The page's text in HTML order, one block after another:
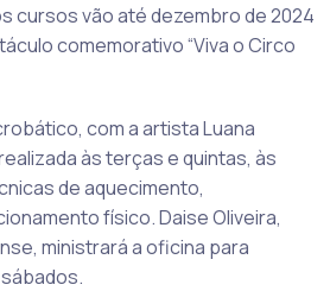
cursos vão até dezembro de 2024
comemorativo “Viva o Circo
com a artista Luana
às terças e quintas, às
de aquecimento,
físico. Daise Oliveira,
ministrará a oficina para